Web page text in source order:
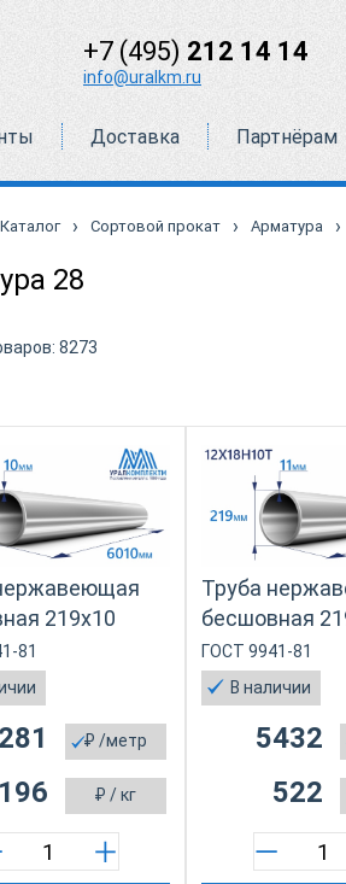
+7 (495) 212 14 14
info@uralkm.ru
Доставка Партнёрам
Каталог › Сортовой прокат › Арматура ›
28
8273
219х10
81
₽ /метр
₽ / кг
Труба
бесшовная
ГОСТ 9941-81
В наличии
5432
522